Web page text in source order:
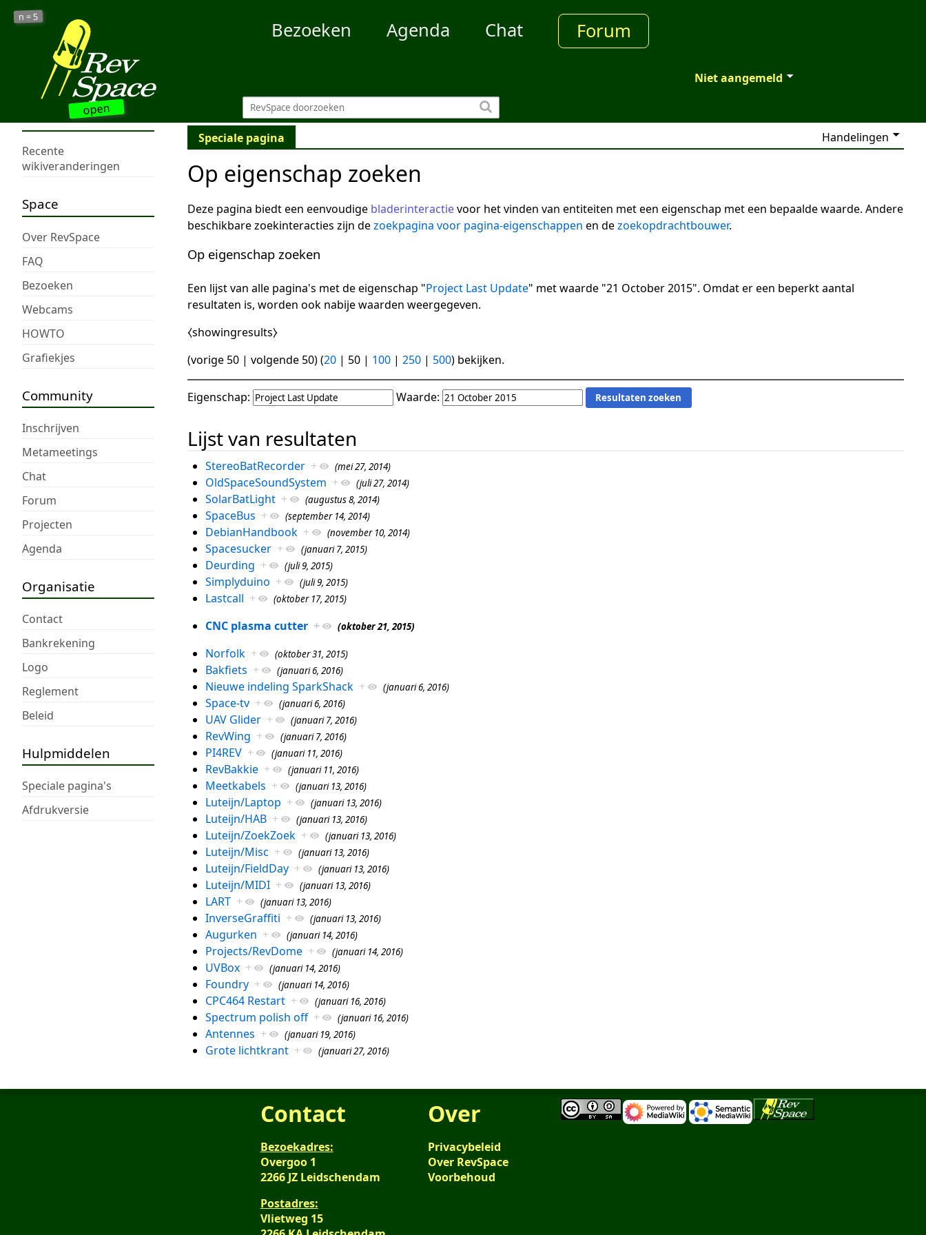
open
n = 5
Bezoeken Agenda Chat Forum
Niet aangemeld
Recente
wikiveranderingen
Space
Over RevSpace
FAQ
Bezoeken
Webcams
HOWTO
Grafiekjes
Community
Inschrijven
Metameetings
Chat
Forum
Projecten
Agenda
Organisatie
Contact
Bankrekening
Logo
Reglement
Beleid
Hulpmiddelen
Speciale pagina's
Afdrukversie
Speciale pagina Handelingen
Op eigenschap zoeken
Deze pagina biedt een eenvoudige bladerinteractievoor het vinden van entiteiten met een eigenschap met een bepaalde waarde. Andere
beschikbare zoekinteracties zijn dezoekpagina voor pagina-eigenschappen en dezoekopdrachtbouwer.
Op eigenschap zoeken
Een lijst van alle pagina's met de eigenschap "Project Last Update" met waarde "21 October 2015". Omdat er een beperkt aantal
resultaten is, worden ook nabije waarden weergegeven.
⧼showingresults⧽
(vorige 50 | volgende 50) (20 | 50 | 100 | 250 | 500) bekijken.
Eigenschap: Waarde:
Lijst van resultaten
StereoBatRecorder + (mei 27, 2014)
OldSpaceSoundSystem + (juli 27, 2014)
SolarBatLight + (augustus 8, 2014)
SpaceBus + (september 14, 2014)
DebianHandbook + (november 10, 2014)
Spacesucker + (januari 7, 2015)
Deurding + (juli 9, 2015)
Simplyduino + (juli 9, 2015)
Lastcall + (oktober 17, 2015)
CNC plasma cutter + (oktober 21, 2015)
Norfolk + (oktober 31, 2015)
Bakfiets + (januari 6, 2016)
Nieuwe indeling SparkShack + (januari 6, 2016)
Space-tv + (januari 6, 2016)
UAV Glider + (januari 7, 2016)
RevWing + (januari 7, 2016)
PI4REV + (januari 11, 2016)
RevBakkie + (januari 11, 2016)
Meetkabels + (januari 13, 2016)
Luteijn/Laptop + (januari 13, 2016)
Luteijn/HAB + (januari 13, 2016)
Luteijn/ZoekZoek + (januari 13, 2016)
Luteijn/Misc + (januari 13, 2016)
Luteijn/FieldDay + (januari 13, 2016)
Luteijn/MIDI + (januari 13, 2016)
LART + (januari 13, 2016)
InverseGraffiti + (januari 13, 2016)
Augurken + (januari 14, 2016)
Projects/RevDome + (januari 14, 2016)
UVBox + (januari 14, 2016)
Foundry + (januari 14, 2016)
CPC464 Restart + (januari 16, 2016)
Spectrum polish off + (januari 16, 2016)
Antennes + (januari 19, 2016)
Grote lichtkrant + (januari 27, 2016)
Contact
Bezoekadres:
Overgoo 1
2266 JZ Leidschendam
Postadres:
Vlietweg 15
Over
Privacybeleid
Over RevSpace
Voorbehoud